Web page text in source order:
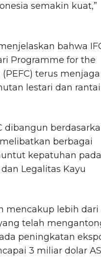
semakin kuat,”
bahwa
Programme for the
terus menjaga
lestari dan rantai
dibangun
berbagai
kepatuhan pada
Legalitas Kayu
mencakup lebih dari
telah
peningkatan
3 miliar dolar